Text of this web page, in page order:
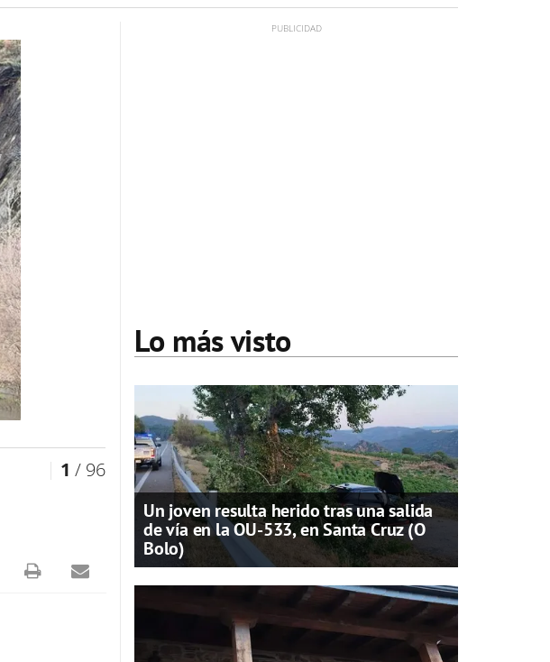
1 / 96
Lo más visto
Un joven resulta herido tras una salida
de vía en la OU-533, en Santa Cruz (O
Bolo)